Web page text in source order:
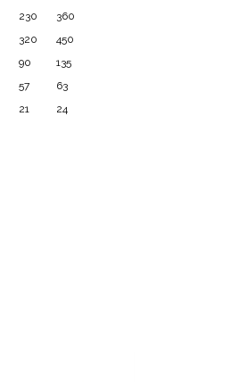
230
360
320
450
90
135
57
63
21 24